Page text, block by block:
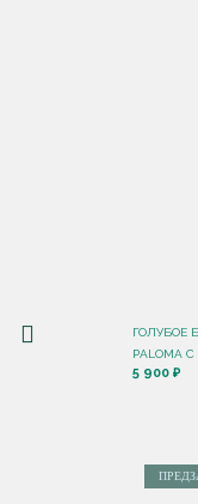
ГОЛУБОЕ
PALOMA
5 900 ₽